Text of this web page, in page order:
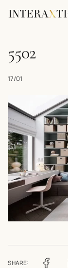
5502
17/01
SHARE: